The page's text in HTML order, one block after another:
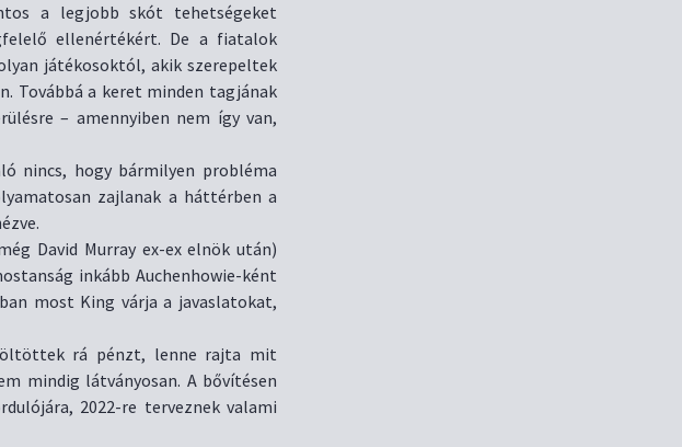
a legjobb skót tehetségeket
ellenértékért. De a fiatalok
játékosoktól, akik szerepeltek
Továbbá a keret minden tagjának
– amennyiben nem így van,
nincs, hogy bármilyen probléma
zajlanak a háttérben a
David Murray ex-ex elnök után)
inkább Auchenhowie-ként
most King várja a javaslatokat,
rá pénzt, lenne rajta mit
mindig látványosan. A bővítésen
2022-re terveznek valami